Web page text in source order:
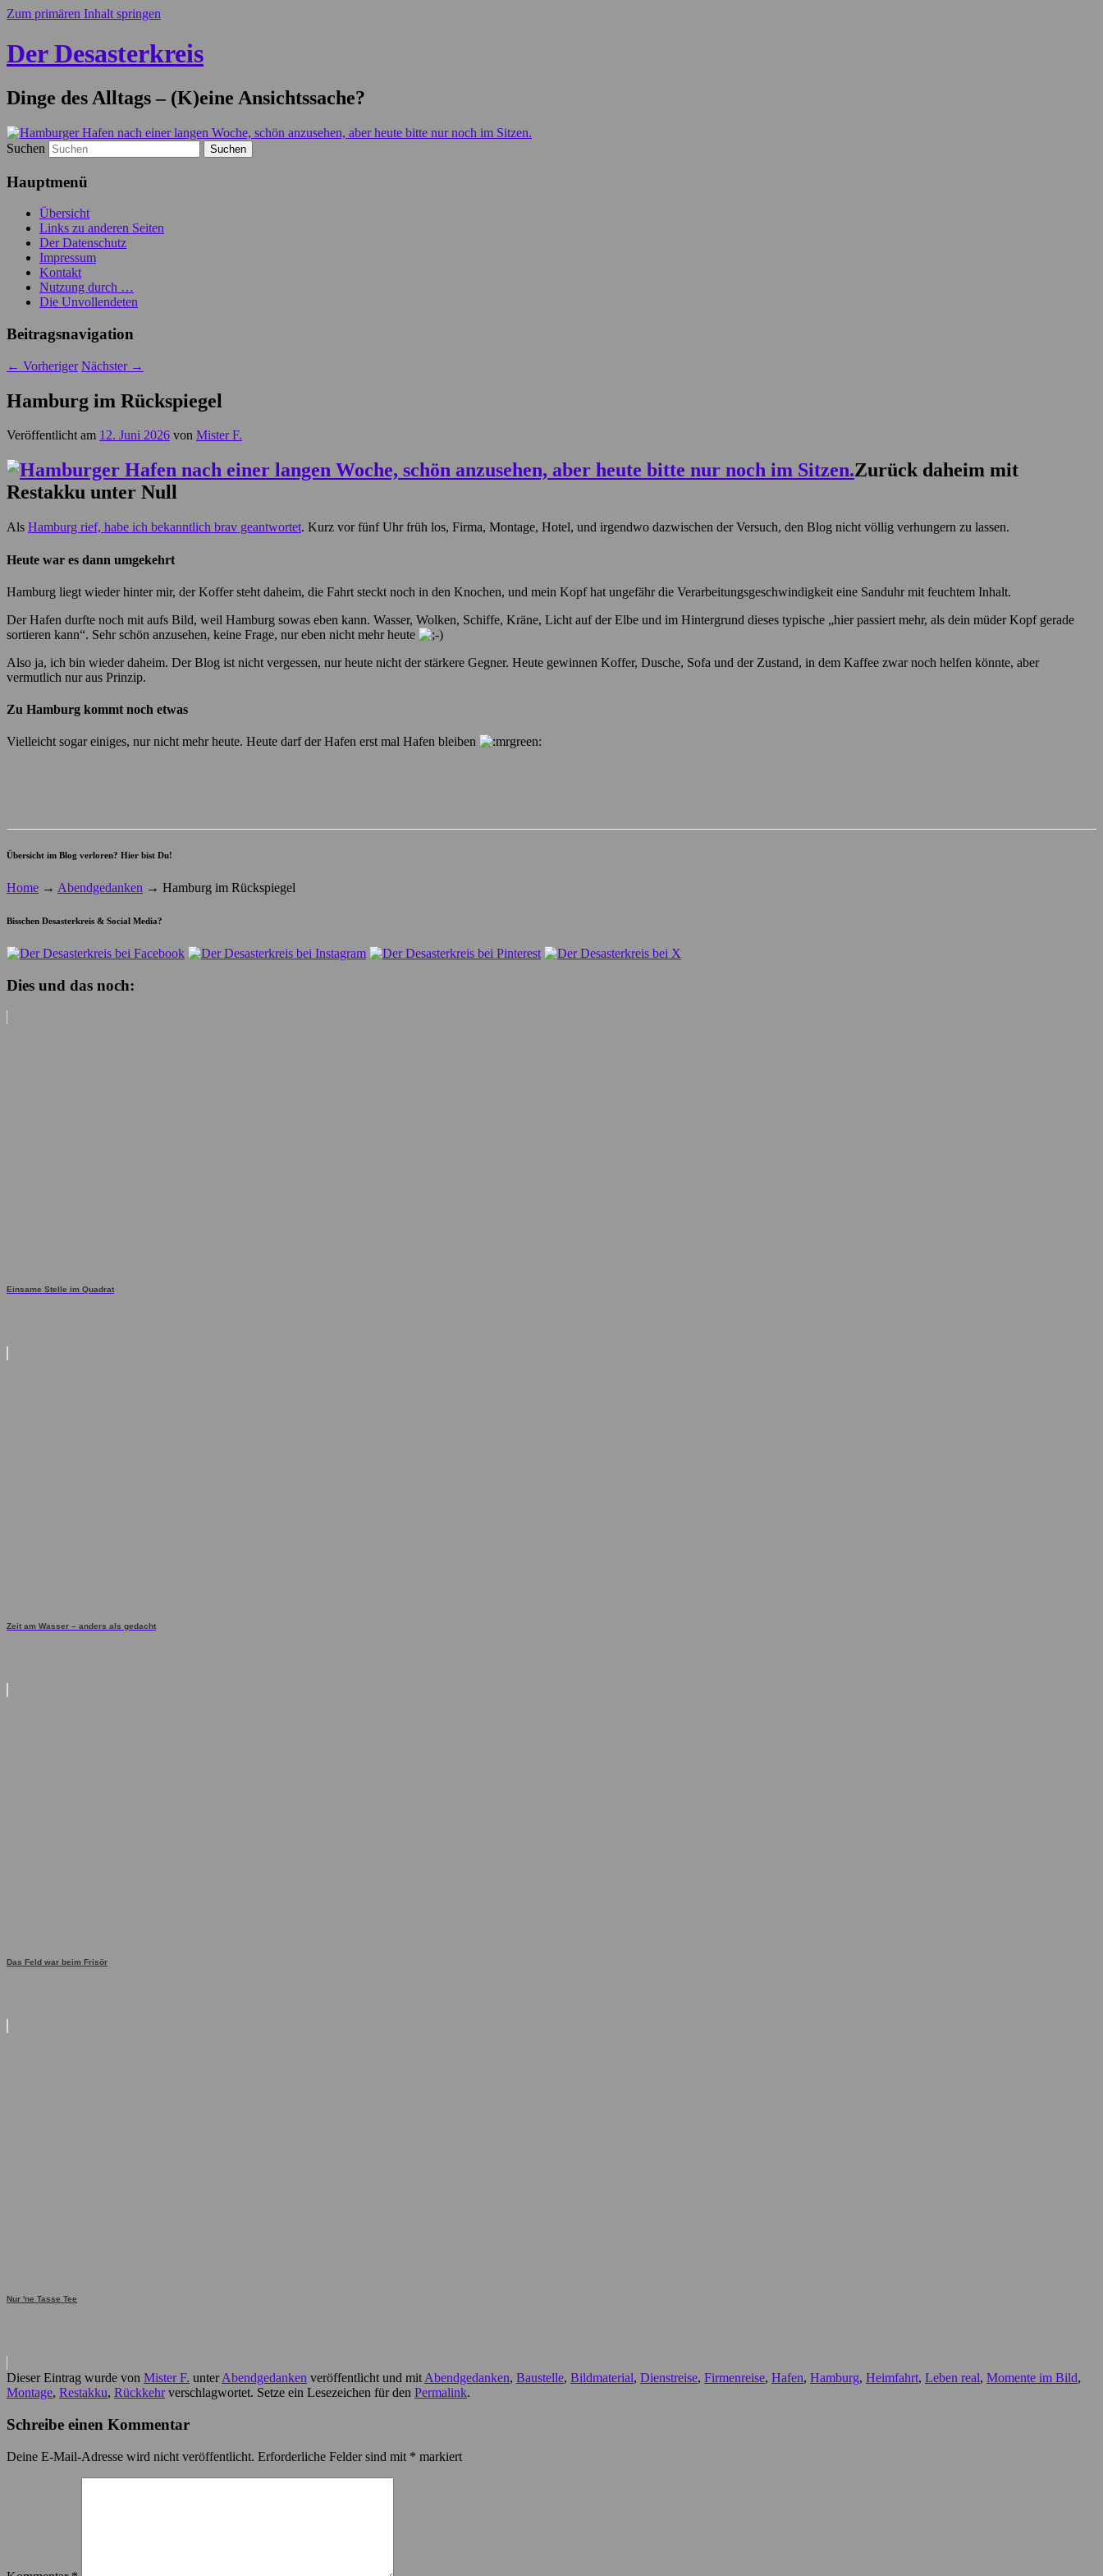
Zum primären Inhalt springen
Der Desasterkreis
Dinge des Alltags – (K)eine Ansichtssache?
Suchen
Hauptmenü
Übersicht
Links zu anderen Seiten
Der Datenschutz
Impressum
Kontakt
Nutzung durch …
Die Unvollendeten
Beitragsnavigation
← Vorheriger Nächster →
Hamburg im Rückspiegel
Veröffentlicht am 12. Juni 2026 von Mister F.
Zurück daheim mit
Restakku unter Null
Als Hamburg rief, habe ich bekanntlich brav geantwortet. Kurz vor fünf Uhr früh los, Firma, Montage, Hotel, und irgendwo dazwischen der Versuch, den Blog nicht völlig verhungern zu lassen.
Heute war es dann umgekehrt
Hamburg liegt wieder hinter mir, der Koffer steht daheim, die Fahrt steckt noch in den Knochen, und mein Kopf hat ungefähr die Verarbeitungsgeschwindigkeit eine Sanduhr mit feuchtem Inhalt.
Der Hafen durfte noch mit aufs Bild, weil Hamburg sowas eben kann. Wasser, Wolken, Schiffe, Kräne, Licht auf der Elbe und im Hintergrund dieses typische „hier passiert mehr, als dein müder Kopf gerade
sortieren kann“. Sehr schön anzusehen, keine Frage, nur eben nicht mehr heute
Also ja, ich bin wieder daheim. Der Blog ist nicht vergessen, nur heute nicht der stärkere Gegner. Heute gewinnen Koffer, Dusche, Sofa und der Zustand, in dem Kaffee zwar noch helfen könnte, aber
vermutlich nur aus Prinzip.
Zu Hamburg kommt noch etwas
Vielleicht sogar einiges, nur nicht mehr heute. Heute darf der Hafen erst mal Hafen bleiben
Übersicht im Blog verloren? Hier bist Du!
Home → Abendgedanken → Hamburg im Rückspiegel
Bisschen Desasterkreis & Social Media?
Dies und das noch:
Einsame Stelle im Quadrat
Zeit am Wasser – anders als gedacht
Das Feld war beim Frisör
Nur 'ne Tasse Tee
Dieser Eintrag wurde von Mister F. unterAbendgedanken veröffentlicht und mit Abendgedanken, Baustelle, Bildmaterial, Dienstreise, Firmenreise, Hafen, Hamburg, Heimfahrt, Leben real, Momente im Bild,
Montage, Restakku, Rückkehrverschlagwortet. Setze ein Lesezeichen für den Permalink.
Schreibe einen Kommentar
Deine E-Mail-Adresse wird nicht veröffentlicht. Erforderliche Felder sind mit * markiert